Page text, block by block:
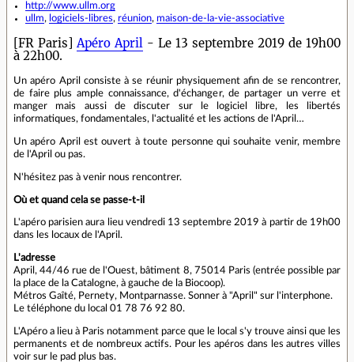
http://www.ullm.org
ullm, logiciels-libres, réunion, maison-de-la-vie-associative
[FR Paris]Apéro April - Le 13 septembre 2019 de 19h00
à 22h00.
Un apéro April consiste à se réunir physiquement afin de se rencontrer,
de faire plus ample connaissance, d'échanger, de partager un verre et
manger mais aussi de discuter sur le logiciel libre, les libertés
informatiques, fondamentales, l'actualité et les actions de l'April…
Un apéro April est ouvert à toute personne qui souhaite venir, membre
de l'April ou pas.
N'hésitez pas à venir nous rencontrer.
Où et quand cela se passe-t-il
L'apéro parisien aura lieu vendredi 13 septembre 2019 à partir de 19h00
dans les locaux de l'April.
L'adresse
April, 44/46 rue de l'Ouest, bâtiment 8, 75014 Paris (entrée possible par
la place de la Catalogne, à gauche de la Biocoop).
Métros Gaîté, Pernety, Montparnasse. Sonner à "April" sur l'interphone.
Le téléphone du local 01 78 76 92 80.
L'Apéro a lieu à Paris notamment parce que le local s'y trouve ainsi que les
permanents et de nombreux actifs. Pour les apéros dans les autres villes
voir sur le pad plus bas.